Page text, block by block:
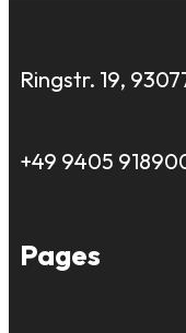
Ringstr. 19,
+49 9405
Pages